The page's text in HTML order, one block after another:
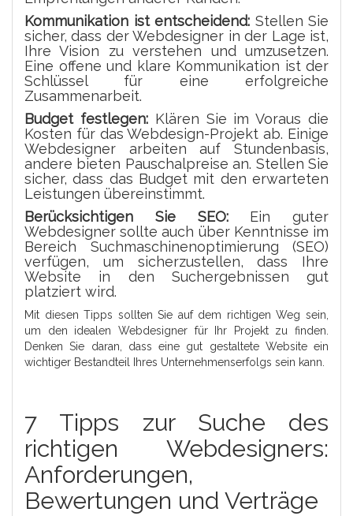
Kommunikation ist entscheidend: Stellen Sie
sicher, dass der Webdesigner in der Lage ist,
Ihre Vision zu verstehen und umzusetzen.
Eine offene und klare Kommunikation ist der
Schlüssel für eine erfolgreiche
Zusammenarbeit.
Budget festlegen:Klären Sie im Voraus die
Kosten für das Webdesign-Projekt ab. Einige
Webdesigner arbeiten auf Stundenbasis,
andere bieten Pauschalpreise an. Stellen Sie
sicher, dass das Budget mit den erwarteten
Leistungen übereinstimmt.
Berücksichtigen Sie SEO:Ein guter
Webdesigner sollte auch über Kenntnisse im
Bereich Suchmaschinenoptimierung (SEO)
verfügen, um sicherzustellen, dass Ihre
Website in den Suchergebnissen gut
platziert wird.
Mit diesen Tipps sollten Sie auf dem richtigen Weg sein,
um den idealen Webdesigner für Ihr Projekt zu finden.
Denken Sie daran, dass eine gut gestaltete Website ein
wichtiger Bestandteil Ihres Unternehmenserfolgs sein kann.
7 Tipps zur Suche des
richtigen Webdesigners:
Anforderungen,
Bewertungen und Verträge